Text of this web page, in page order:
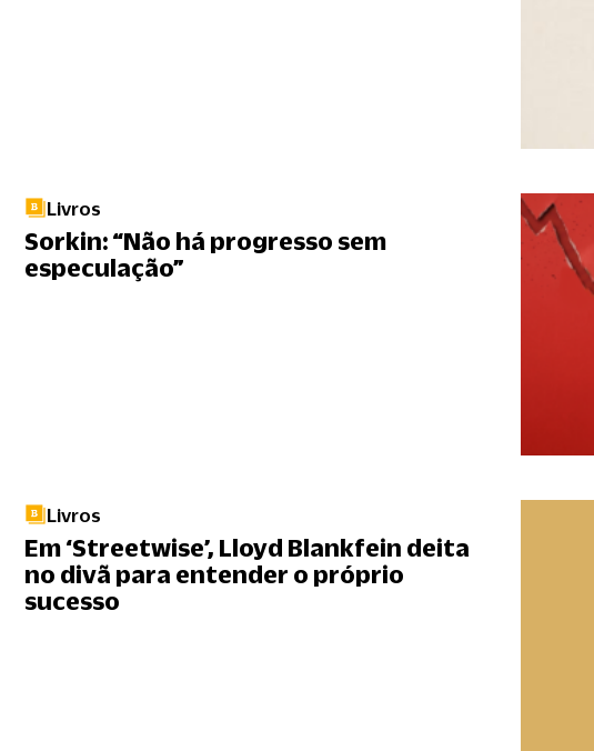
Livros
Sorkin: “Não há progresso sem
especulação”
Livros
Em ‘Streetwise’, Lloyd Blankfein deita
no divã para entender o próprio
sucesso